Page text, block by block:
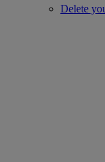
Delete